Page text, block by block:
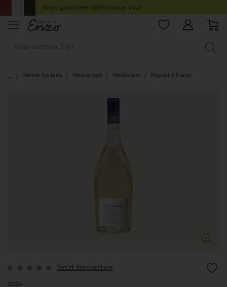
Enzo garantiert 100% Dolce-Vita!
Weine Italiens Weinarten Weißwein Roycello Fiano
Jetzt bewerten
2024